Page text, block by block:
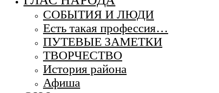
СОБЫТИЯ И ЛЮДИ
Есть такая профессия…
ПУТЕВЫЕ ЗАМЕТКИ
ТВОРЧЕСТВО
История района
Афиша